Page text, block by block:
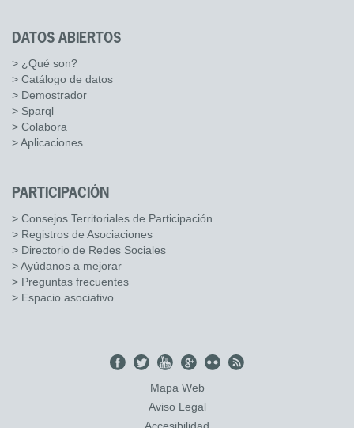
DATOS ABIERTOS
> ¿Qué son?
> Catálogo de datos
> Demostrador
> Sparql
> Colabora
> Aplicaciones
PARTICIPACIÓN
> Consejos Territoriales de Participación
> Registros de Asociaciones
> Directorio de Redes Sociales
> Ayúdanos a mejorar
> Preguntas frecuentes
> Espacio asociativo
Mapa Web
Aviso Legal